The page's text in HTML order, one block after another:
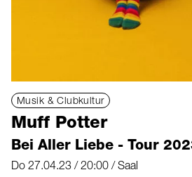
Musik & Clubkultur
Muff Potter
Bei Aller Liebe - Tour
Do 27.04.23 / 20:00 / Saal